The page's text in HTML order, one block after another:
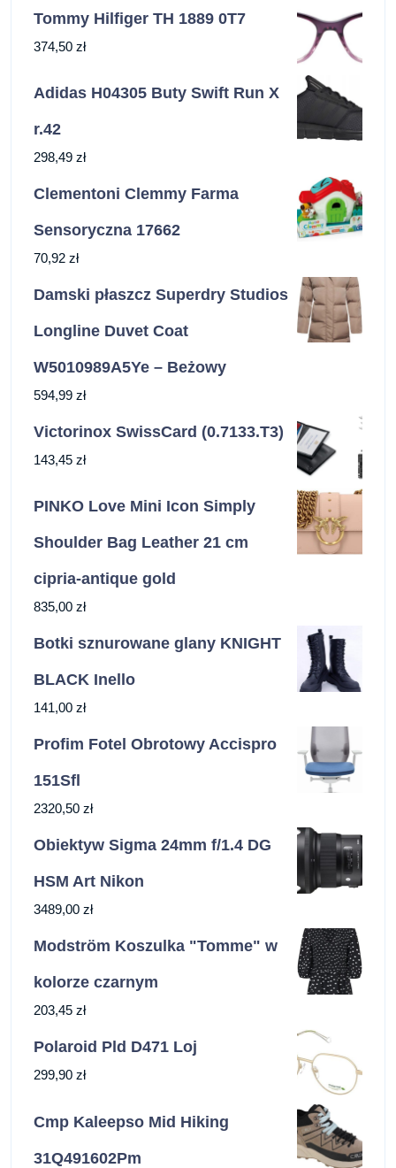
Tommy Hilfiger TH 1889 0T7
374,50 zł
Adidas H04305 Buty Swift Run X
r.42
298,49 zł
Clementoni Clemmy Farma
Sensoryczna 17662
70,92 zł
Damski płaszcz Superdry Studios
Longline Duvet Coat
W5010989A5Ye – Beżowy
594,99 zł
Victorinox SwissCard (0.7133.T3)
143,45 zł
PINKO Love Mini Icon Simply
Shoulder Bag Leather 21 cm
cipria-antique gold
835,00 zł
Botki sznurowane glany KNIGHT
BLACK Inello
141,00 zł
Profim Fotel Obrotowy Accispro
151Sfl
2320,50 zł
Obiektyw Sigma 24mm f/1.4 DG
HSM Art Nikon
3489,00 zł
Modström Koszulka "Tomme" w
kolorze czarnym
203,45 zł
Polaroid Pld D471 Loj
299,90 zł
Cmp Kaleepso Mid Hiking
31Q491602Pm